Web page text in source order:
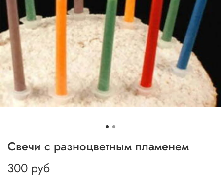
Свечи с разноцветным пламенем
300 руб